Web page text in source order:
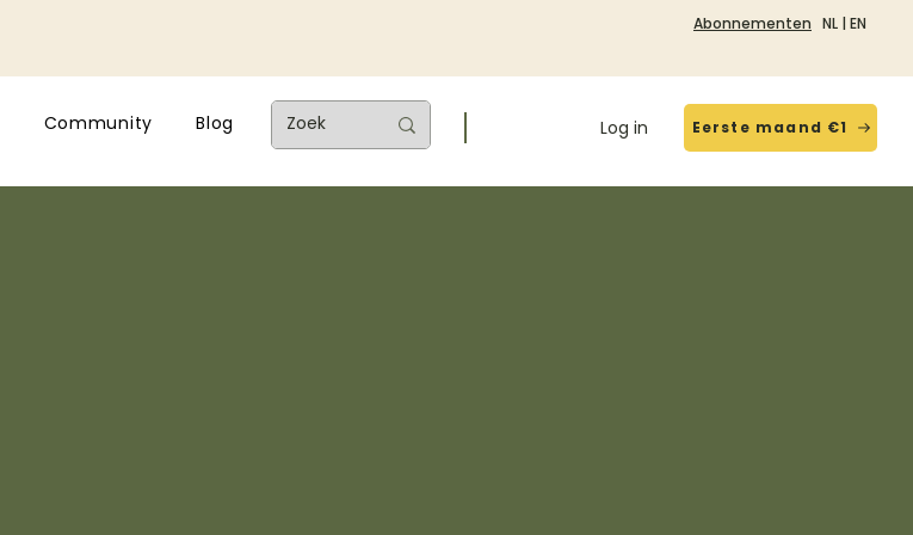
Abonnementen NL | EN
Community Blog Log in Eerste maand €1